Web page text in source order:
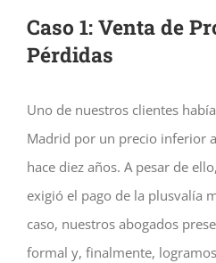
Caso 1: Venta de
Pérdidas
Uno de nuestros clientes
Madrid por un precio inferior
hace diez años. A pesar de
exigió el pago de la plusvalía
caso, nuestros abogados
formal y, finalmente,